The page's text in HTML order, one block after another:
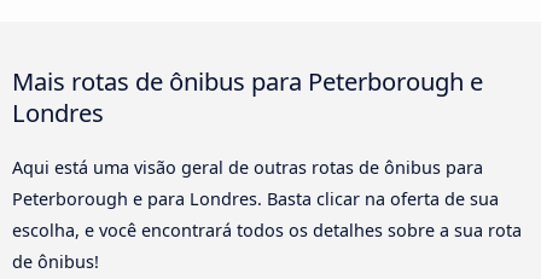
Mais rotas de ônibus para Peterborough e
Londres
Aqui está uma visão geral de outras rotas de ônibus para
Peterborough e para Londres. Basta clicar na oferta de sua
escolha, e você encontrará todos os detalhes sobre a sua rota
de ônibus!